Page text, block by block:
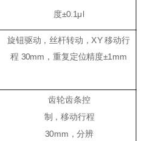
度±0.1μl
旋钮驱动，丝杆转动，XY 移动行
程 30mm，重复定位精度±1mm
齿轮齿条控
制，移动行程
30mm，分辨